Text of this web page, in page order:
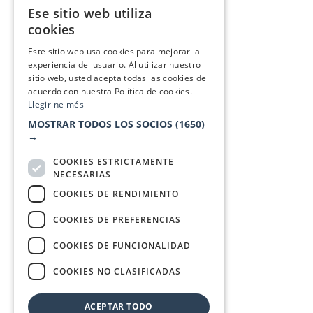
Ese sitio web utiliza
cookies
Este sitio web usa cookies para mejorar la
experiencia del usuario. Al utilizar nuestro
sitio web, usted acepta todas las cookies de
acuerdo con nuestra Política de cookies.
Llegir-ne més
MOSTRAR TODOS LOS SOCIOS (1650)
→
COOKIES ESTRICTAMENTE
NECESARIAS
COOKIES DE RENDIMIENTO
COOKIES DE PREFERENCIAS
COOKIES DE FUNCIONALIDAD
COOKIES NO CLASIFICADAS
ACEPTAR TODO